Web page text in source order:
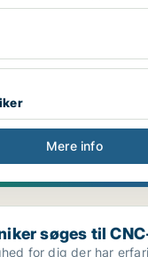
Mere info
til CNC-fræsning
søges til
for dig der har